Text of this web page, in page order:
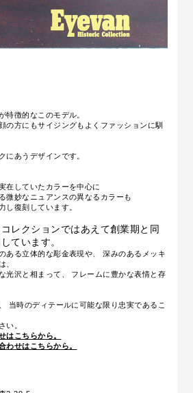
特徴的なこのモデル。
の方にもサイジングもよくファッションに馴
にあうデザインです。
在していたカラーを中心に
微妙なニュアンスの異なるカラーも
し復刻しています。
レクションではあえて創業期と同
ています。
ある立体的な彫金表現や、 深みのあるメッキ
、
光沢と相まって、 フレームに豊かな表情と存
当時のディテールに可能な限り忠実であるこ
い。
はこちらから。
わせはこちらから。